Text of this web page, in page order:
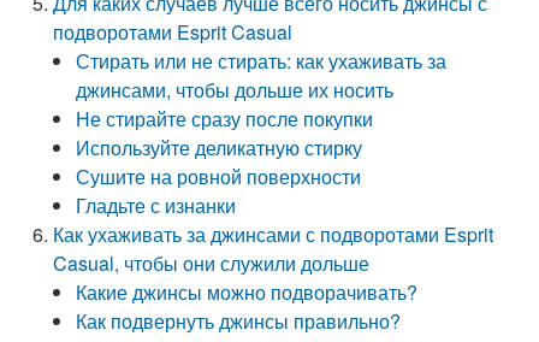
подворотами Esprit Casual
Стирать или не стирать: как ухаживать за
джинсами, чтобы дольше их носить
Не стирайте сразу после покупки
Используйте деликатную стирку
Сушите на ровной поверхности
Гладьте с изнанки
Как ухаживать за джинсами с подворотами Esprit
Casual, чтобы они служили дольше
Какие джинсы можно подворачивать?
Как подвернуть джинсы правильно?